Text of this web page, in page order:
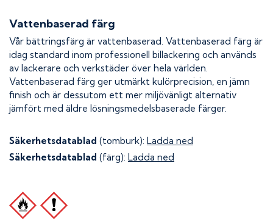
Vattenbaserad färg
Vår bättringsfärg är vattenbaserad. Vattenbaserad färg är
idag standard inom professionell billackering och används
av lackerare och verkstäder över hela världen.
Vattenbaserad färg ger utmärkt kulörprecision, en jämn
finish och är dessutom ett mer miljövänligt alternativ
jämfört med äldre lösningsmedelsbaserade färger.
Säkerhetsdatablad (tomburk): Ladda ned
Säkerhetsdatablad (färg): Ladda ned